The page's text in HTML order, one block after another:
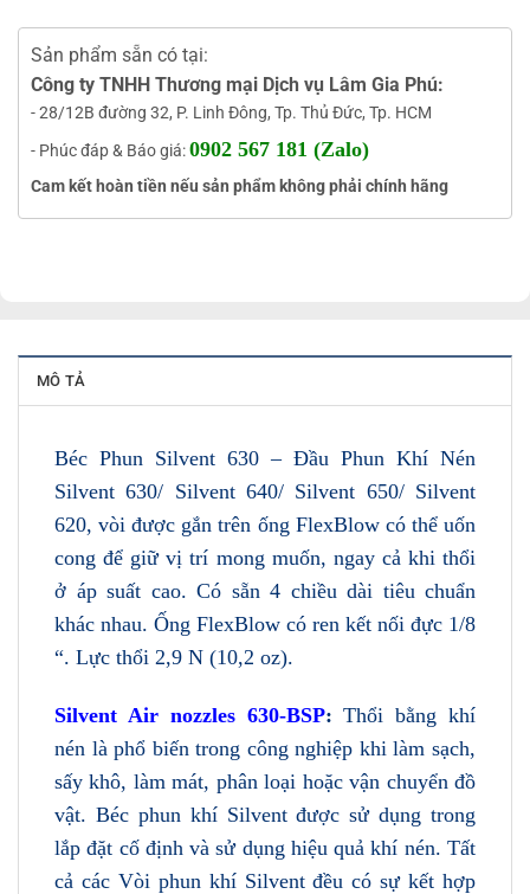
Sản phẩm sẵn có tại:
Công ty TNHH Thương mại Dịch vụ Lâm Gia Phú:
- 28/12B đường 32, P. Linh Đông, Tp. Thủ Đức, Tp. HCM
- Phúc đáp & Báo giá:0902 567 181 (Zalo)
Cam kết hoàn tiền nếu sản phẩm không phải chính hãng
MÔ TẢ
Béc Phun Silvent 630 – Đầu Phun Khí Nén
Silvent 630/ Silvent 640/ Silvent 650/ Silvent
620, vòi được gắn trên ống FlexBlow có thể uốn
cong để giữ vị trí mong muốn, ngay cả khi thổi
ở áp suất cao. Có sẵn 4 chiều dài tiêu chuẩn
khác nhau. Ống FlexBlow có ren kết nối đực 1/8
“. Lực thổi 2,9 N (10,2 oz).
Silvent Air nozzles 630-BSP: Thổi bằng khí
nén là phổ biến trong công nghiệp khi làm sạch,
sấy khô, làm mát, phân loại hoặc vận chuyển đồ
vật. Béc phun khí Silvent được sử dụng trong
lắp đặt cố định và sử dụng hiệu quả khí nén. Tất
cả các Vòi phun khí Silvent đều có sự kết hợp